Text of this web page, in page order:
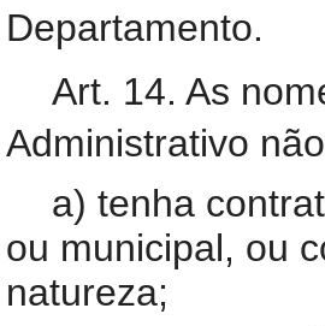
Departamento.
Art. 14. As
Administrativo
a) tenha
ou municipal, ou
natureza;